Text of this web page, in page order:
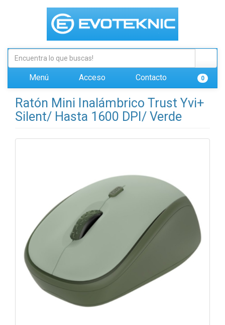
Menú Acceso Contacto 0
Ratón Mini Inalámbrico Trust Yvi+
Silent/ Hasta 1600 DPI/ Verde